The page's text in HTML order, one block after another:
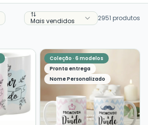
Mais vendidos 2951 produtos
Coleção · 6 modelos
Pronta entrega
Nome Personalizado